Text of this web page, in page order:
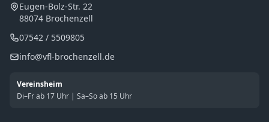
Eugen-Bolz-Str. 22
88074 Brochenzell
07542 / 5509805
info@vfl-brochenzell.de
Vereinsheim
Di–Fr ab 17 Uhr | Sa–So ab 15 Uhr